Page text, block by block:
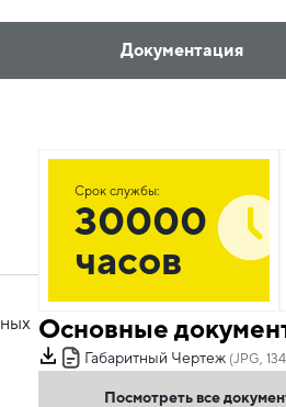
Документация
Срок службы:
30000
часов
Основные
Габаритный Чертеж (JPG,
Посмотреть все